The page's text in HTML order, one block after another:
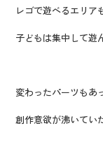
レゴで遊べるエリア
子どもは集中して遊
変わったパーツもあ
創作意欲が沸いてい